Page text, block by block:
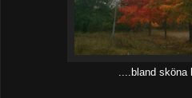
....bland sköna